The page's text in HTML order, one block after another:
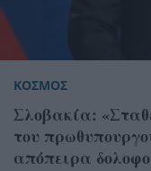
ΚΟΣΜΟΣ
Σλοβακία:
του
απόπειρα